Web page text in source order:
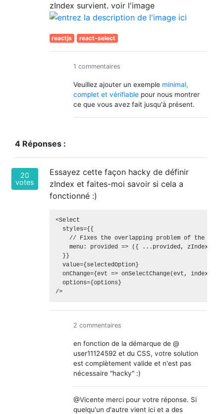
zIndex survient. voir l'image
reactjs react-select
1 commentaires
Veuillez ajouter un exemple minimal,
complet et vérifiablepour nous montrer
ce que vous avez fait jusqu'à présent.
4 Réponses :
20
votes
Essayez cette façon hacky de définir
zIndex et faites-moi savoir si cela a
fonctionné :)
<Select
  styles={{
// Fixes the overlapping problem of the
menu: provided => ({ ...provided, zIndex:
  }}
  value={selectedOption}
  onChange={evt => onSelectChange(evt, index)}
  options={options}
/>
2 commentaires
en fonction de la démarque de @
user11124592 et du CSS, votre solution
est complètement valide et n'est pas
nécessaire "hacky" :)
@Vicente merci pour votre réponse. Si
quelqu'un d'autre vient ici et a des